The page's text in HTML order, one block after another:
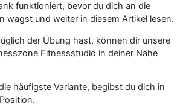
funktioniert, bevor du dich an die
wagst und weiter in diesem Artikel lesen.
der Übung hast, können dir unsere
Fitnessstudio in deiner Nähe
häufigste Variante, begibst du dich in